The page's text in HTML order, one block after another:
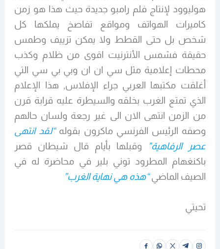
هوليوود لإنتاج فلم رامبو جديدة حيث هذا هو زمن
كاميرات الهواتف ومواقع تفاصخ يملكها كل
شخص بل حتى القطط ولا يمكن تزييف وطمس
حقيقة فشمس الأنترنيت اقوى من ظلام وكذب
محطات إعلامية مثل سي ان ان وبي بي سي التي
أغلقت مكتبها العربي جراء الإفلاس, هذا الإعلام
الذي تمتع الغرب بخلقه والسيطرة عليه قرابة قرن
من الزمن انتهى الان الى غير رجعة ولسان حالهم
وصفه الرئيس الفرنسي ماكرون بقوله“لقد انتهى
عصر الرفاهية”
وقبلها بأيام قال شيطان قصر
باكنغهام المطرود توني بلير في محاضرة له في
الصيف الماضي“هذه هي نهاية الغرب”
تحيتي